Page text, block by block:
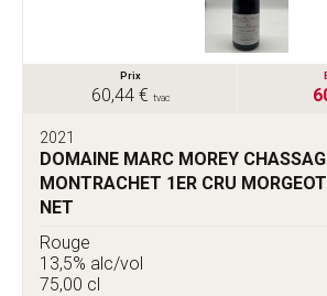
Prix
60,44 € tvac
2021
DOMAINE MARC MOREY
MONTRACHET 1ER CRU
NET
Rouge
13,5% alc/vol
75,00 cl